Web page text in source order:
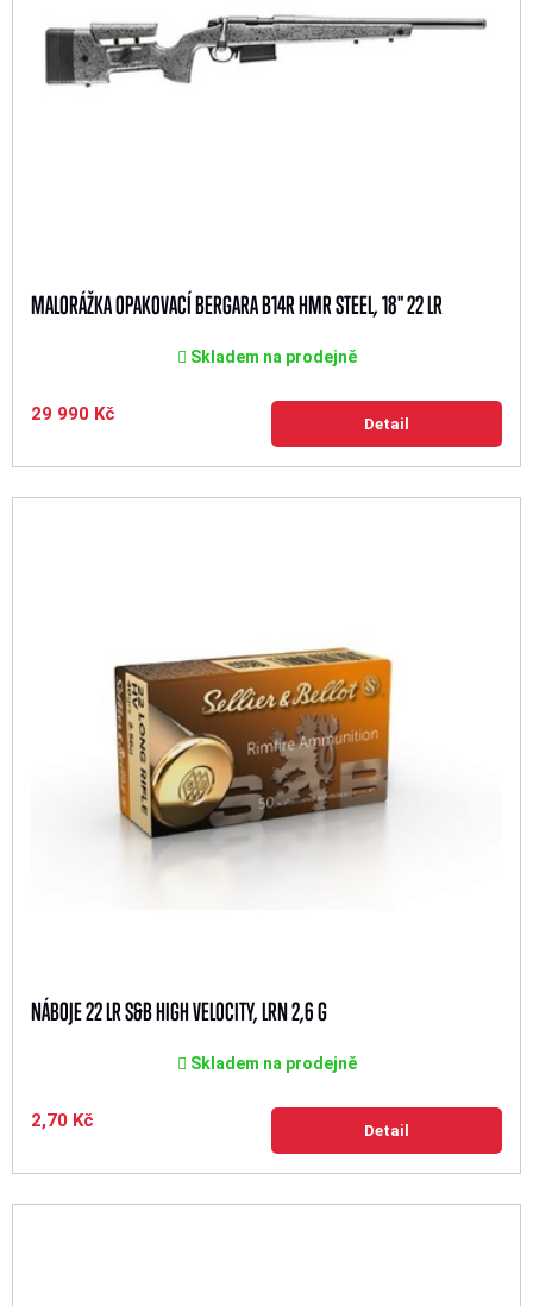
MALORÁŽKA OPAKOVACÍ BERGARA B14R HMR STEEL, 18" 22 LR
Skladem na prodejně
29 990 Kč Detail
NÁBOJE 22 LR S&B HIGH VELOCITY, LRN 2,6 G
Skladem na prodejně
2,70 Kč Detail